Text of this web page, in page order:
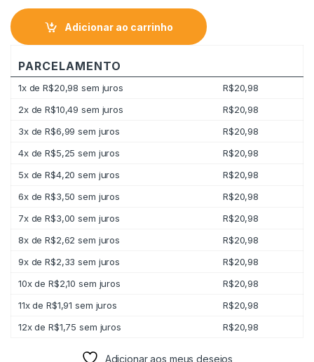
Adicionar ao carrinho
PARCELAMENTO
1x deR$20,98 sem juros R$20,98
2x deR$10,49 sem juros R$20,98
3x deR$6,99 sem juros R$20,98
4x deR$5,25 sem juros R$20,98
5x deR$4,20 sem juros R$20,98
6x deR$3,50 sem juros R$20,98
7x deR$3,00 sem juros R$20,98
8x deR$2,62 sem juros R$20,98
9x deR$2,33 sem juros R$20,98
10x deR$2,10 sem juros R$20,98
11x deR$1,91 sem juros R$20,98
12x deR$1,75 sem juros R$20,98
Adicionar aos meus desejos